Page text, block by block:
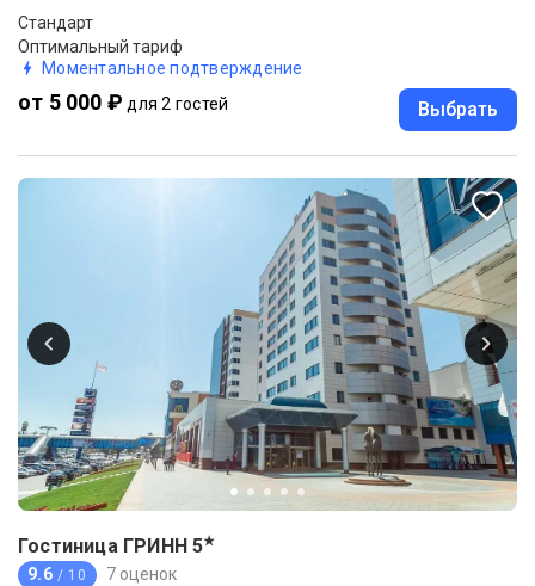
Стандарт
Оптимальный тариф
Моментальное подтверждение
от 5 000 ₽ для 2 гостей Выбрать
Гостиница ГРИНН 5★
9.6 / 10 7 оценок